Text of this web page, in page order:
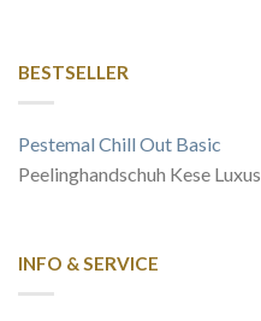
BESTSELLER
Pestemal Chill Out Basic
Peelinghandschuh Kese Luxus
INFO & SERVICE